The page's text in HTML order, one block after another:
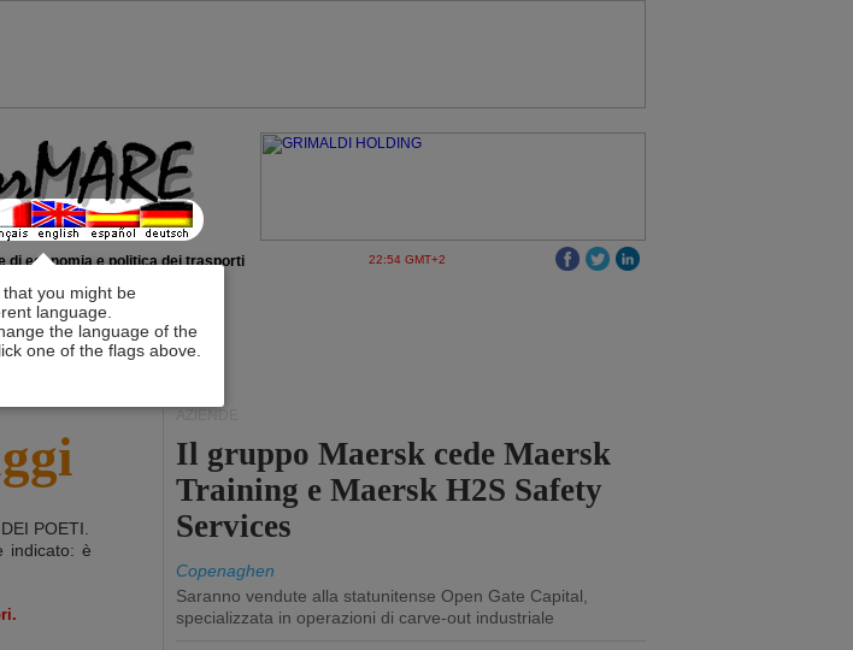
you might be
language.
the language of the
one of the flags above.
di economia e politica dei trasporti 22:54 GMT+2
POETI
indicato: è
AZIENDE
Il gruppo Maersk cede Maersk
Training e Maersk H2S Safety
Services
Copenaghen
Saranno vendute alla statunitense Open Gate Capital,
specializzata in operazioni di carve-out industriale